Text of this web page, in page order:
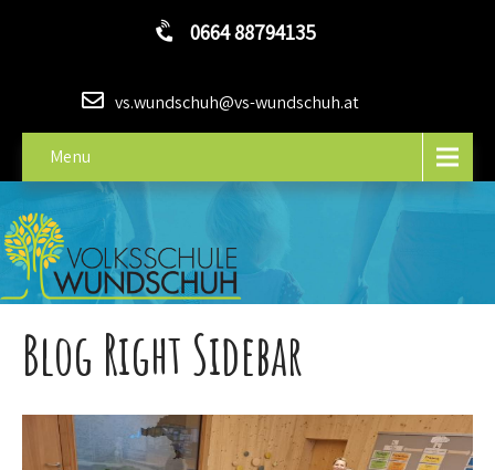
0664 88794135
vs.wundschuh@vs-wundschuh.at
Menu
Blog Right Sidebar